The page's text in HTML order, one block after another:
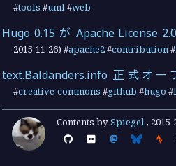
#tools #uml#web
Hugo 0.15 が Apache License
2015-11-26) #apache2#contribution#
text.Baldanders.info 正式オー
#creative-commons #github #hugo #
Contents bySpiegel, 2015-